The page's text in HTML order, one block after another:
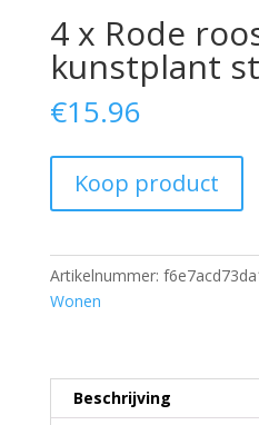
4 x Rode
kunstplant
€15.96
Koop product
Artikelnummer:
Wonen
Beschrijving